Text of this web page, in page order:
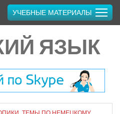
ЯЗЫК
УЧЕБНЫЕ МАТЕРИАЛЫ